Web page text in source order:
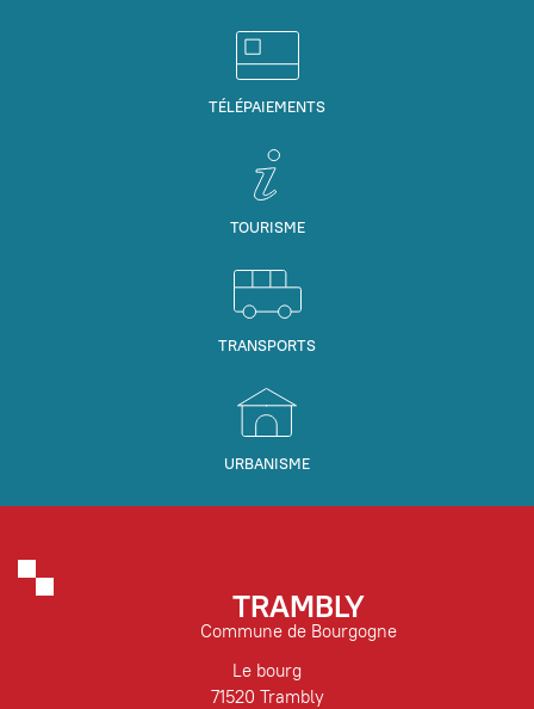
TÉLÉPAIEMENTS
TOURISME
TRANSPORTS
URBANISME
TRAMBLY
Commune de Bourgogne
Le bourg
71520 Trambly